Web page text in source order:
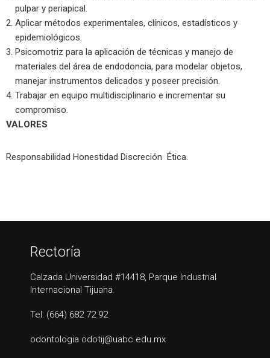
pulpar y periapical.
Aplicar métodos experimentales, clínicos, estadísticos y
epidemiológicos.
Psicomotriz para la aplicación de técnicas y manejo de
materiales del área de endodoncia, para modelar objetos,
manejar instrumentos delicados y poseer precisión.
Trabajar en equipo multidisciplinario e incrementar su
compromiso.
VALORES
Responsabilidad Honestidad Discreción Ética.
Rectoría
Calzada Universidad #14418, Parque Industrial
Internacional Tijuana.
Tel: (664) 682 72 92
odontologia.odotij@uabc.edu.mx